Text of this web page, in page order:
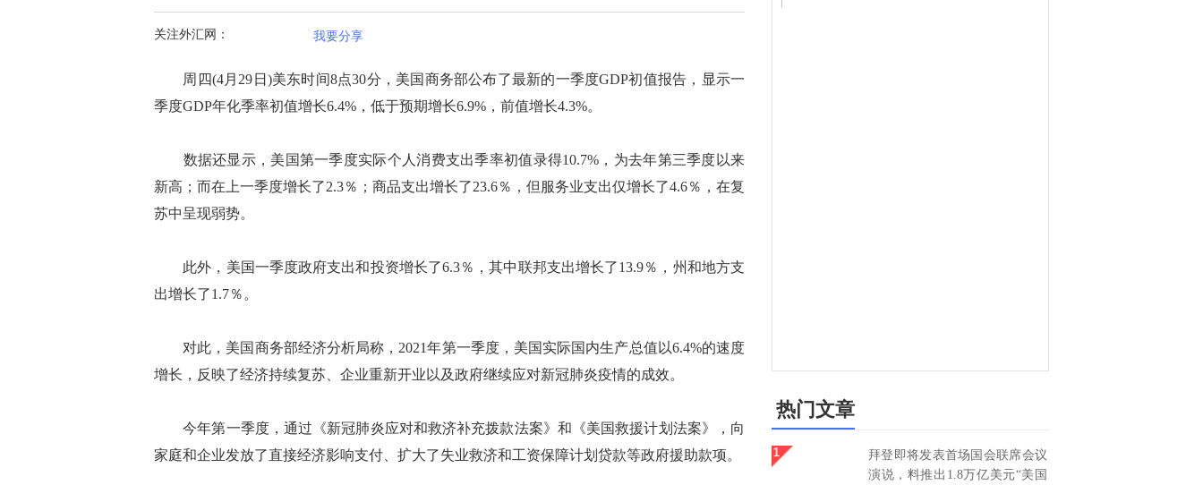
关注外汇网： 我要分享
周四(4月29日)美东时间8点30分，美国商务部公布了最新的一季度GDP初值报告，显示一
季度GDP年化季率初值增长6.4%，低于预期增长6.9%，前值增长4.3%。
数据还显示，美国第一季度实际个人消费支出季率初值录得10.7%，为去年第三季度以来
新高；而在上一季度增长了2.3％；商品支出增长了23.6％，但服务业支出仅增长了4.6％，在复
苏中呈现弱势。
此外，美国一季度政府支出和投资增长了6.3％，其中联邦支出增长了13.9％，州和地方支
出增长了1.7％。
对此，美国商务部经济分析局称，2021年第一季度，美国实际国内生产总值以6.4%的速度
增长，反映了经济持续复苏、企业重新开业以及政府继续应对新冠肺炎疫情的成效。
今年第一季度，通过《新冠肺炎应对和救济补充拨款法案》和《美国救援计划法案》，向
家庭和企业发放了直接经济影响支付、扩大了失业救济和工资保障计划贷款等政府援助款项。
热门文章
拜登即将发表首场国会联席会议
演说，料推出1.8万亿美元“美国